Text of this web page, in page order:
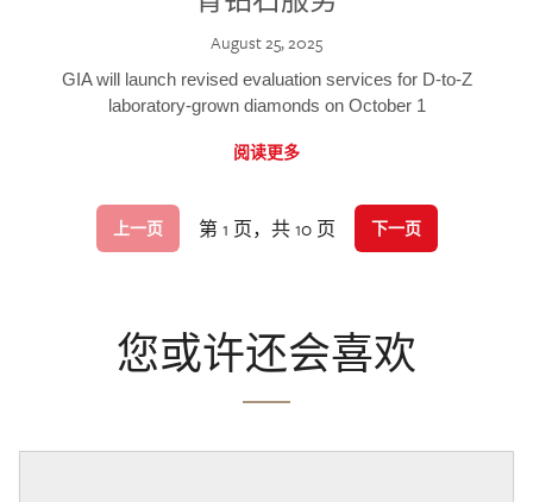
August 25, 2025
GIA will launch revised evaluation services for D-to-Z
laboratory-grown diamonds on October 1
阅读更多
上一页 第 1 页，共 10 页 下一页
您或许还会喜欢